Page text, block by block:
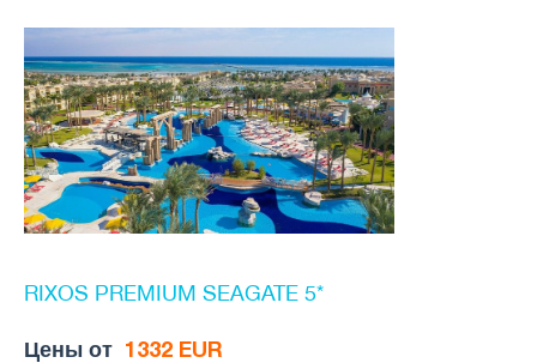
RIXOS PREMIUM SEAGATE 5*
Цены от 1332 EUR